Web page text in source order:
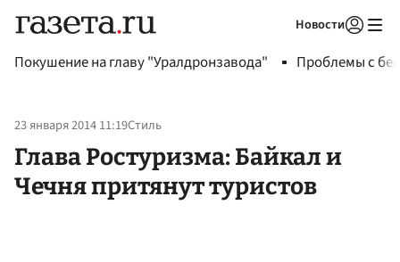
Новости
Покушение на главу "Уралдронзавода" Проблемы с
23 января 2014 11:19Стиль
Глава Ростуризма: Байкал и
Чечня притянут туристов